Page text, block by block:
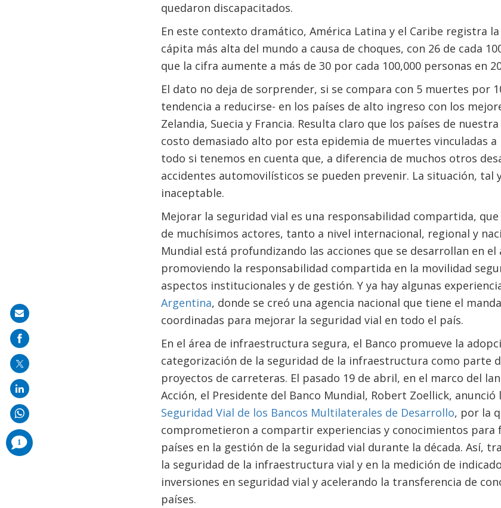
quedaron discapacitados.
En este contexto dramático, América Latina y el Caribe registra
cápita más alta del mundo a causa de choques, con 26 de cada
que la cifra aumente a más de 30 por cada 100,000 personas en
El dato no deja de sorprender, si se compara con 5 muertes por
tendencia a reducirse- en los países de alto ingreso con los
Zelandia, Suecia y Francia. Resulta claro que los países de
costo demasiado alto por esta epidemia de muertes vinculadas
todo si tenemos en cuenta que, a diferencia de muchos otros
accidentes automovilísticos se pueden prevenir. La situación, tal
inaceptable.
Mejorar la seguridad vial es una responsabilidad compartida,
de muchísimos actores, tanto a nivel internacional, regional y
Mundial está profundizando las acciones que se desarrollan en el
promoviendo la responsabilidad compartida en la movilidad
aspectos institucionales y de gestión. Y ya hay algunas
Argentina, donde se creó una agencia nacional que tiene el
coordinadas para mejorar la seguridad vial en todo el país.
En el área de infraestructura segura, el Banco promueve la
categorización de la seguridad de la infraestructura como parte
proyectos de carreteras. El pasado 19 de abril, en el marco del
Acción, el Presidente del Banco Mundial, Robert Zoellick, anunció
Seguridad Vial de los Bancos Multilaterales de Desarrollo, por la
comprometieron a compartir experiencias y conocimientos para
países en la gestión de la seguridad vial durante la década. Así,
la seguridad de la infraestructura vial y en la medición de
inversiones en seguridad vial y acelerando la transferencia de
países.
Share
on
mail
1
comments
added